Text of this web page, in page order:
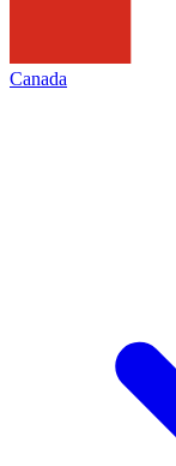
Canada